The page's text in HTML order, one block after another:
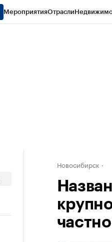
МероприятияОтрасли
Новосибирск